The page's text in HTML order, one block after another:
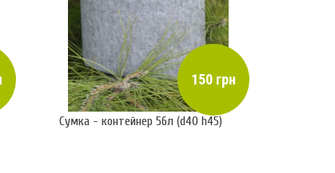
150 грн
Сумка - контейнер 56л (d40 h45)